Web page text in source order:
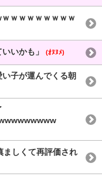
ｗｗｗｗｗｗｗｗ
いかも」 (ｵﾇﾇﾒ)
子が運んでくる朝
ましくて再評価され